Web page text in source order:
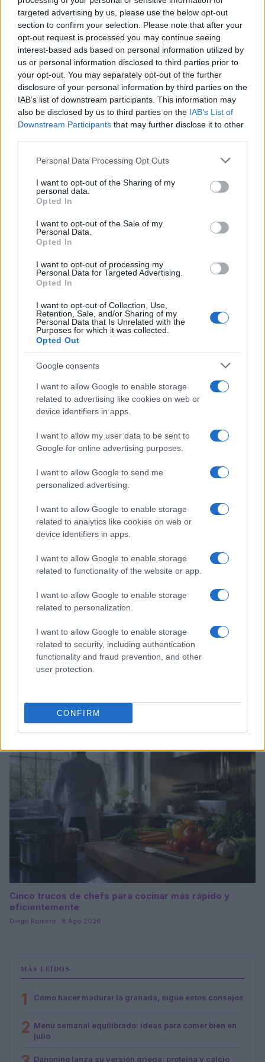
targeted advertising by us, please use the below opt-out
section to confirm your selection. Please note that after your
opt-out request is processed you may continue seeing
interest-based ads based on personal information utilized by
us or personal information disclosed to third parties prior to
your opt-out. You may separately opt-out of the further
disclosure of your personal information by third parties on the
IAB’s list of downstream participants. This information may
also be disclosed by us to third parties on the IAB’s List of
Downstream Participants that may further disclose it to other
Please note that this website/app uses one or more Google
not limited to your visit or usage behaviour. You may click to
grant or deny consent to Google and its third-party tags to
use your data for below specified purposes in below Google
consent section.
Personal Data Processing Opt Outs
I want to opt-out of the Sharing of my
personal data.
Opted In
I want to opt-out of the Sale of my
Personal Data.
Opted In
I want to opt-out of processing my
Personal Data for Targeted Advertising.
Opted In
I want to opt-out of Collection, Use,
Retention, Sale, and/or Sharing of my
Personal Data that Is Unrelated with the
Purposes for which it was collected.
Opted Out
Google consents
I want to allow Google to enable storage
related to advertising like cookies on web or
device identifiers in apps.
I want to allow my user data to be sent to
Google for online advertising purposes.
I want to allow Google to send me
personalized advertising.
I want to allow Google to enable storage
related to analytics like cookies on web or
device identifiers in apps.
I want to allow Google to enable storage
related to functionality of the website or app.
I want to allow Google to enable storage
related to personalization.
I want to allow Google to enable storage
related to security, including authentication
functionality and fraud prevention, and other
user protection.
CONFIRM
Sigue leyendo
mariscos de forma segura
Diego Romero · 8 Ago 2026
CHEFS
Lucía Fernández · 8 Ago 2026
CHEFS
Cinco trucos de chefs para cocinar más rápido y
eficientemente
Diego Romero · 8 Ago 2026
MÁS LEÍDOS
1 Cómo hacer madurar la granada, sigue estos consejos
2 Menú semanal equilibrado: ideas para comer bien en
julio
Danonino lanza su versión griega: proteína y calcio